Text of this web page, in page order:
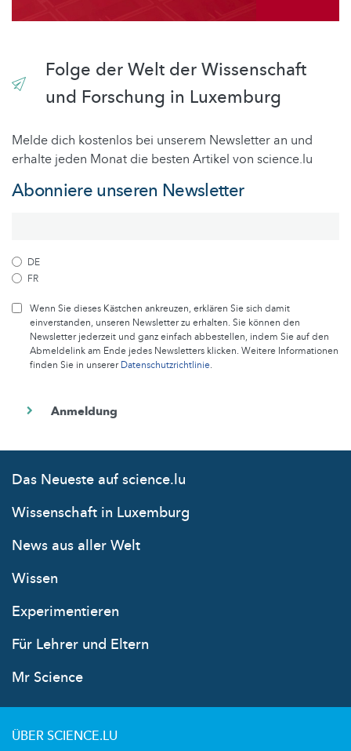
Folge der Welt der Wissenschaft
und Forschung in Luxemburg
Melde dich kostenlos bei unserem Newsletter an und
erhalte jeden Monat die besten Artikel von science.lu
Abonniere unseren Newsletter
DE
FR
Wenn Sie dieses Kästchen ankreuzen, erklären Sie sich damit
einverstanden, unseren Newsletter zu erhalten. Sie können den
Newsletter jederzeit und ganz einfach abbestellen, indem Sie auf den
Abmeldelink am Ende jedes Newsletters klicken. Weitere Informationen
finden Sie in unsererDatenschutzrichtlinie.
Das Neueste auf science.lu
Wissenschaft in Luxemburg
News aus aller Welt
Wissen
Experimentieren
Für Lehrer und Eltern
Mr Science
ÜBER SCIENCE.LU